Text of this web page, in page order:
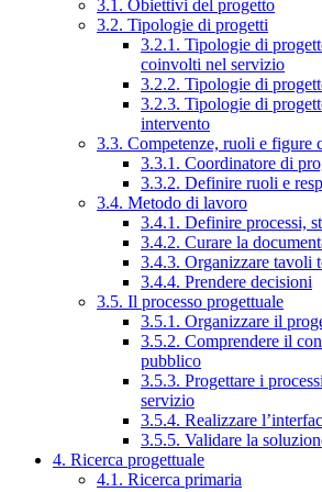
3.1. Obiettivi del progetto
3.2. Tipologie di progetti
3.2.1. Tipologie di
coinvolti nel servizio
3.2.2. Tipologie di
3.2.3. Tipologie di
intervento
3.3. Competenze, ruoli e figure
3.3.1. Coordinatore di
3.3.2. Definire ruoli e
3.4. Metodo di lavoro
3.4.1. Definire processi,
3.4.2. Curare la
3.4.3. Organizzare tavoli
3.4.4. Prendere decisioni
3.5. Il processo progettuale
3.5.1. Organizzare il
3.5.2. Comprendere il
pubblico
3.5.3. Progettare i
servizio
3.5.4. Realizzare
3.5.5. Validare la
4. Ricerca progettuale
4.1. Ricerca primaria